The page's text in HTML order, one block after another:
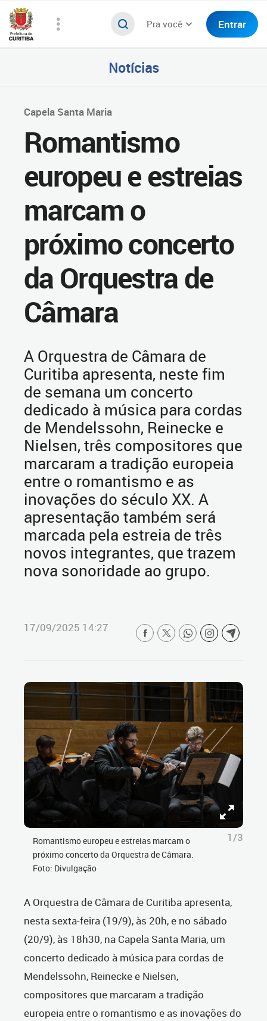
Pra você Entrar
Notícias
Capela Santa Maria
Romantismo
europeu e estreias
marcam o
próximo concerto
da Orquestra de
Câmara
A Orquestra de Câmara de
Curitiba apresenta, neste fim
de semana um concerto
dedicado à música para cordas
de Mendelssohn, Reinecke e
Nielsen, três compositores que
marcaram a tradição europeia
entre o romantismo e as
inovações do século XX. A
apresentação também será
marcada pela estreia de três
novos integrantes, que trazem
nova sonoridade ao grupo.
17/09/2025 14:27
Romantismo europeu e estreias marcam o
próximo concerto da Orquestra de Câmara.
Foto: Divulgação
1/3
A Orquestra de Câmara de Curitiba apresenta,
nesta sexta-feira (19/9), às 20h, e no sábado
(20/9), às 18h30, na Capela Santa Maria, um
concerto dedicado à música para cordas de
Mendelssohn, Reinecke e Nielsen,
compositores que marcaram a tradição
europeia entre o romantismo e as inovações do